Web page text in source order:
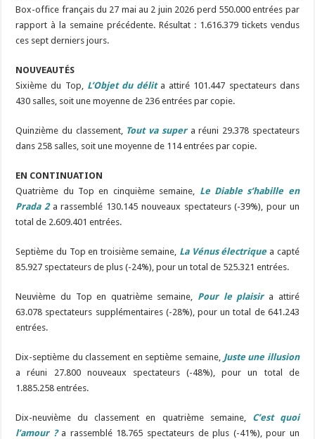
Box-office français du 27 mai au 2 juin 2026 perd 550.000 entrées par
rapport à la semaine précédente. Résultat : 1.616.379 tickets vendus
ces sept derniers jours.
NOUVEAUTÉS
Sixième du Top, L’Objet du délita attiré 101.447 spectateurs dans
430 salles, soit une moyenne de 236 entrées par copie.
Quinzième du classement, Tout va super a réuni 29.378 spectateurs
dans 258 salles, soit une moyenne de 114 entrées par copie.
EN CONTINUATION
Quatrième du Top en cinquième semaine, Le Diable s’habille en
Prada 2a rassemblé 130.145 nouveaux spectateurs (-39%), pour un
total de 2.609.401 entrées.
Septième du Top en troisième semaine, La Vénus électrique a capté
85.927 spectateurs de plus (-24%), pour un total de 525.321 entrées.
Neuvième du Top en quatrième semaine, Pour le plaisira attiré
63.078 spectateurs supplémentaires (-28%), pour un total de 641.243
entrées.
Dix-septième du classement en septième semaine, Juste une illusion
a réuni 27.800 nouveaux spectateurs (-48%), pour un total de
1.885.258 entrées.
Dix-neuvième du classement en quatrième semaine, C’est quoi
l’amour ?a rassemblé 18.765 spectateurs de plus (-41%), pour un